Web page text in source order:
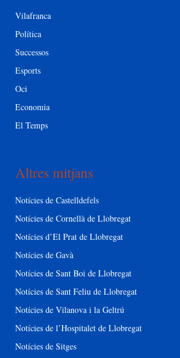
Vilafranca
Política
Successos
Esports
Oci
Economia
El Temps
Altres mitjans
Notícies de Castelldefels
Notícies de Cornellà de Llobregat
Notícies d’El Prat de Llobregat
Notícies de Gavà
Notícies de Sant Boi de Llobregat
Notícies de Sant Feliu de Llobregat
Notícies de Vilanova i la Geltrú
Notícies de l’Hospitalet de Llobregat
Notícies de Sitges